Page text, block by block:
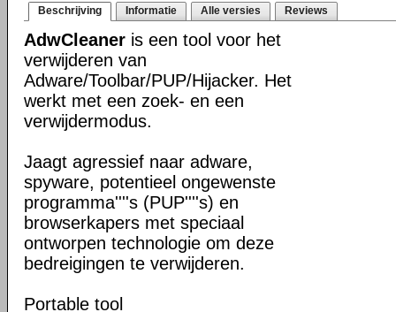
Beschrijving Informatie Alle versies Reviews
AdwCleaner is een tool voor het
verwijderen van
Adware/Toolbar/PUP/Hijacker. Het
werkt met een zoek- en een
verwijdermodus.
Jaagt agressief naar adware,
spyware, potentieel ongewenste
programma''''s (PUP''''s) en
browserkapers met speciaal
ontworpen technologie om deze
bedreigingen te verwijderen.
Portable tool